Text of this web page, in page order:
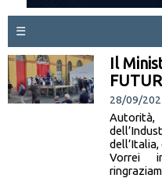
☰
Il
28/09/
Vorrei